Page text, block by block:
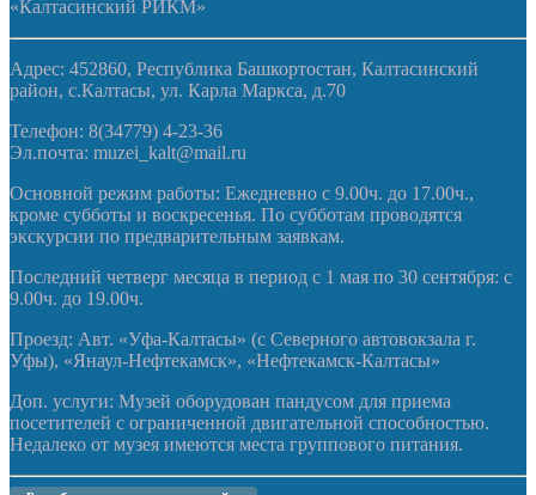
«Калтасинский РИКМ»
Адрес: 452860, Республика Башкортостан, Калтасинский
район, с.Калтасы, ул. Карла Маркса, д.70
Телефон: 8(34779) 4-23-36
Эл.почта: muzei_kalt@mail.ru
Основной режим работы: Ежедневно с 9.00ч. до 17.00ч.,
кроме субботы и воскресенья. По субботам проводятся
экскурсии по предварительным заявкам.
Последний четверг месяца в период с 1 мая по 30 сентября: с
9.00ч. до 19.00ч.
Проезд: Авт. «Уфа-Калтасы» (с Северного автовокзала г.
Уфы), «Янаул-Нефтекамск», «Нефтекамск-Калтасы»
Доп. услуги: Музей оборудован пандусом для приема
посетителей с ограниченной двигательной способностью.
Недалеко от музея имеются места группового питания.